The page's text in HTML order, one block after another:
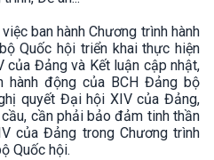
ban hành Chương trình hành
Quốc hội triển khai thực hiện
của Đảng và Kết luận cập nhật,
hành động của BCH Đảng bộ
quyết Đại hội XIV của Đảng,
cần phải bảo đảm tinh thần
của Đảng trong Chương trình
Quốc hội.